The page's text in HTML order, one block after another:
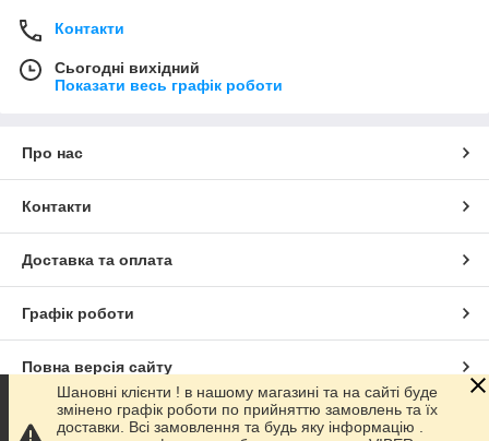
Контакти
Сьогодні вихідний
Показати весь графік роботи
Про нас
Контакти
Доставка та оплата
Графік роботи
Повна версія сайту
Сайт створено на маркетплейсіProm.ua
Шановні клієнти ! в нашому магазині та на сайті буде
змінено графік роботи по прийняттю замовлень та їх
доставки. Всі замовлення та будь яку інформацію .